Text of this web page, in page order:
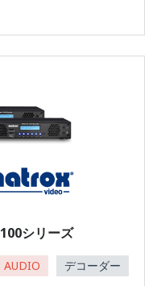
シリーズ
AUDIO
デコーダー